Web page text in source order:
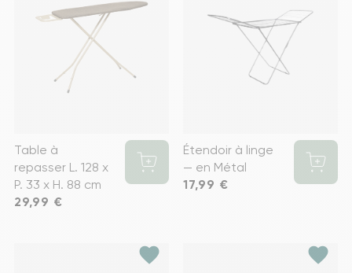
Table à
repasser L. 128 x
P. 33 x H. 88 cm
Prix
29,99 €
Étendoir à linge
— en Métal
Prix
17,99 €
favorite favorite